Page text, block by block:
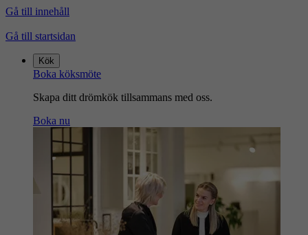
Gå till innehåll
Gå till startsidan
Kök
Boka köksmöte
Skapa ditt drömkök tillsammans med oss.
Boka nu